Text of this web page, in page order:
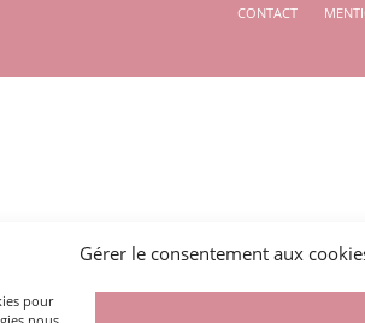
Gérer le consentement aux
pour
CONTACT